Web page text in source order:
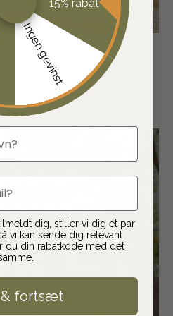
SHOP JAFI PRIS
del af
som
frivillige
og friluftsliv med
og Sverige.
15% rabat
Ingen gevinst
dig, stiller vi dig et par
vi kan sende dig relevant
du din rabatkode med det
& fortsæt